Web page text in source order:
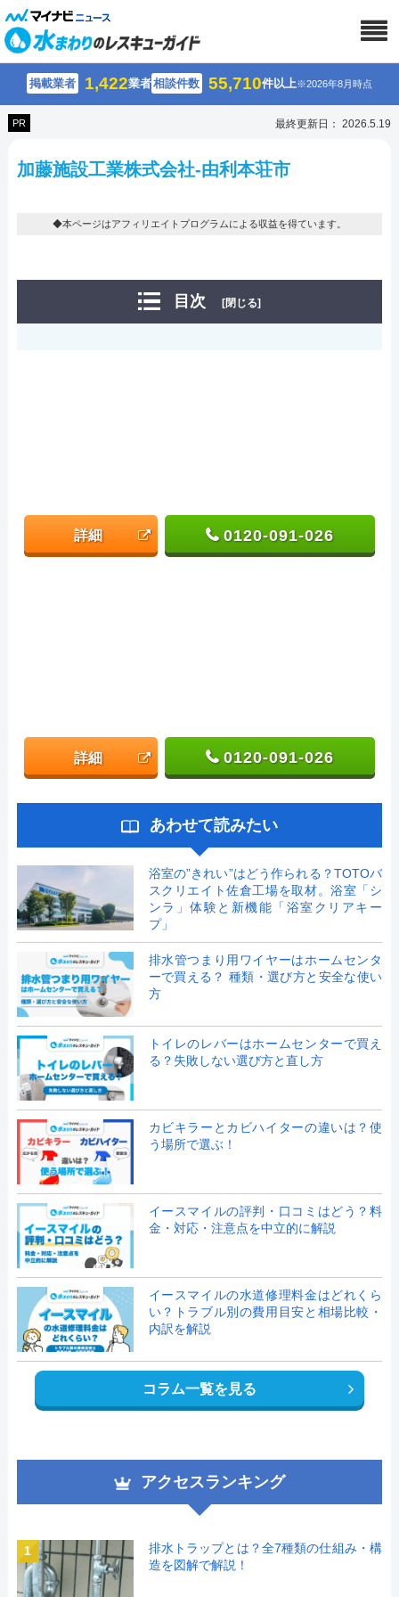
掲載業者 1,422業者相談件数 55,710件以上※2026年8月時点
PR 最終更新日： 2026.5.19
加藤施設工業株式会社-由利本荘市
◆本ページはアフィリエイトプログラムによる収益を得ています。
目次 [閉じる]
詳細 0120-091-026
詳細 0120-091-026
あわせて読みたい
浴室の”きれい”はどう作られる？TOTOバ
スクリエイト佐倉工場を取材。浴室「シ
ンラ」体験と新機能「浴室クリアキー
プ」
排水管つまり用ワイヤーはホームセンタ
ーで買える？ 種類・選び方と安全な使い
方
トイレのレバーはホームセンターで買え
る？失敗しない選び方と直し方
カビキラーとカビハイターの違いは？使
う場所で選ぶ！
イースマイルの評判・口コミはどう？料
金・対応・注意点を中立的に解説
イースマイルの水道修理料金はどれくら
い？トラブル別の費用目安と相場比較・
内訳を解説
コラム一覧を見る
アクセスランキング
1
排水トラップとは？全7種類の仕組み・構
造を図解で解説！